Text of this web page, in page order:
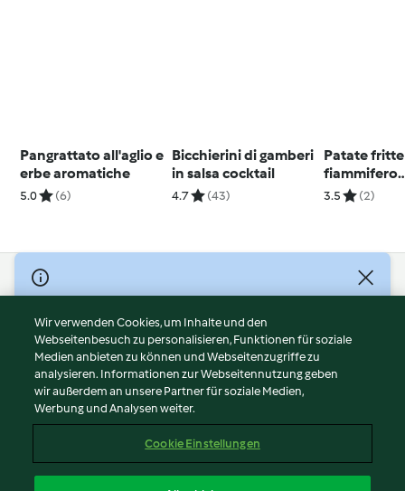
Pangrattato all'aglio e
erbe aromatiche
5.0 (6)
Bicchierini di gamberi
in salsa cocktail
4.7 (43)
Patate
fiammifero
3.5 (2)
© Copyright 2026
Nutzungsbedingungen
Datenschutzrichtlinien
Disclaimer
Impressum
Cookies
Abo kündigen
Wir verwenden Cookies, um Inhalte und den
Webseitenbesuch zu personalisieren, Funktionen für soziale
Medien anbieten zu können und Webseitenzugriffe zu
analysieren. Informationen zur Webseitennutzung geben
wir außerdem an unsere Partner für soziale Medien,
Werbung und Analysen weiter.
Cookie Einstellungen